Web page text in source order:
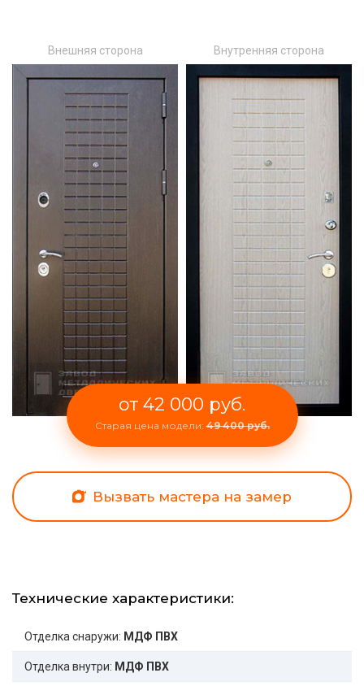
Внешняя сторона Внутренняя сторона
от 42 000 руб.
Старая цена модели:49 400 руб.
Вызвать мастера на замер
Технические характеристики:
Отделка снаружи: МДФ ПВХ
Отделка внутри: МДФ ПВХ